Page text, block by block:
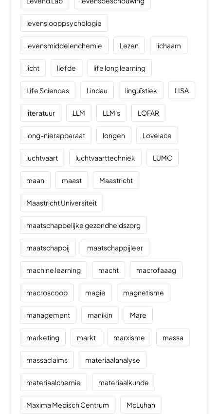
levenslooppsychologie
levensmiddelenchemie Lezen lichaam
licht liefde life long learning
Life Sciences Lindau linguïstiek LISA
literatuur LLM LLM's LOFAR
long-nierapparaat longen Lovelace
luchtvaart luchtvaarttechniek LUMC
maan maast Maastricht
Maastricht Universiteit
maatschappelijke gezondheidszorg
maatschappij maatschappijleer
machine learning macht macrofaaag
macroscoop magie magnetisme
management manikin Mare
marketing markt marxisme massa
massaclaims materiaalanalyse
materiaalchemie materiaalkunde
Maxima Medisch Centrum McLuhan